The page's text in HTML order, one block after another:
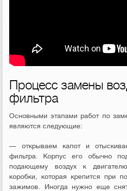
Процесс замены
фильтра
Основными этапами работ по
являются следующие:
— открываем капот и
фильтра. Корпус его обычно
подающему воздух к
коробки, которая крепится при
зажимов. Иногда нужно еще